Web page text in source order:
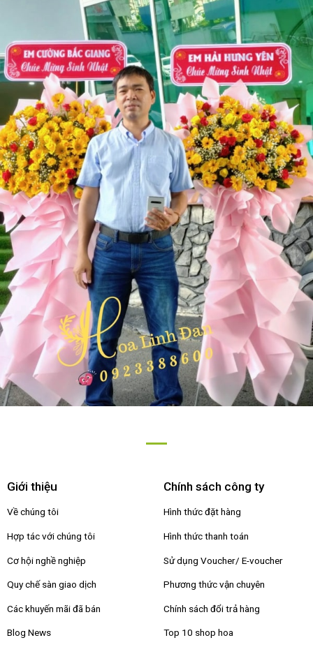
Giới thiệu
Về chúng tôi
Hợp tác với chúng tôi
Cơ hội nghề nghiệp
Quy chế sàn giao dịch
Các khuyến mãi đã bán
Blog News
Chính sách công ty
Hình thức đặt hàng
Hình thức thanh toán
Sử dụng Voucher/ E-voucher
Phương thức vận chuyên
Chính sách đổi trả hàng
Top 10 shop hoa